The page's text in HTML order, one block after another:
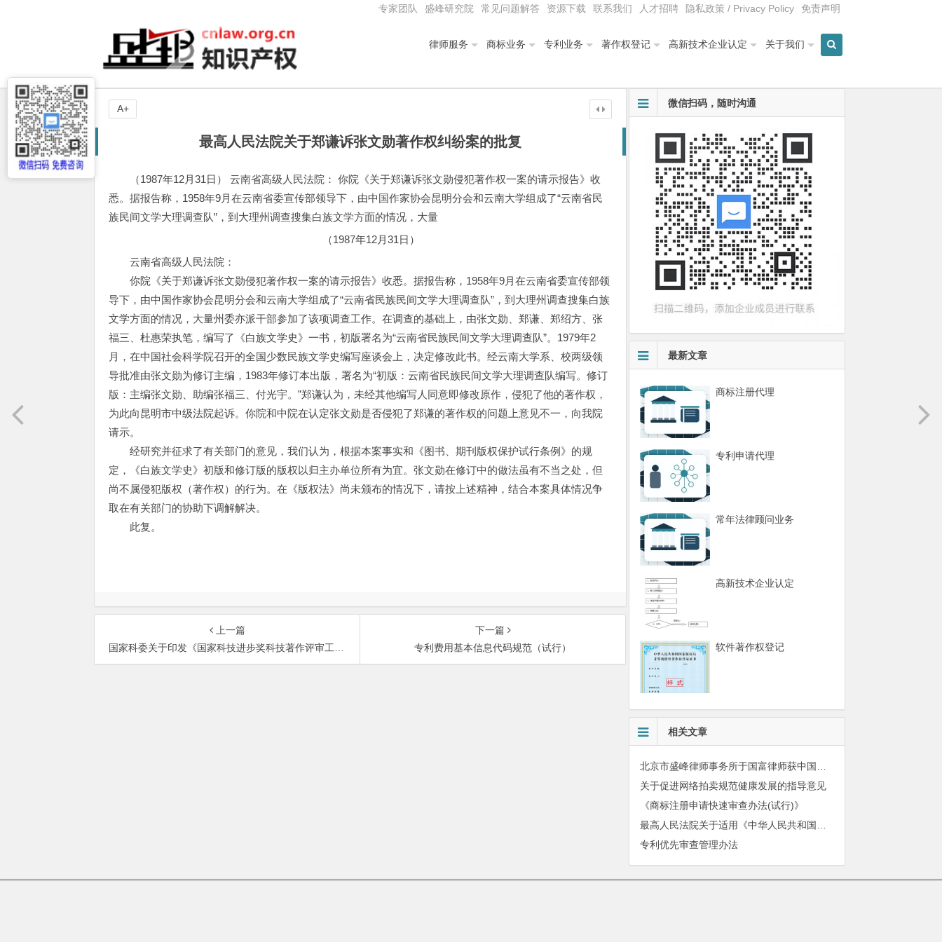
专家团队 盛峰研究院 常见问题解答 资源下载 联系我们 人才招聘 隐私政策 / Privacy Policy 免责声明
律师服务 商标业务 专利业务 著作权登记 高新技术企业认定 关于我们
最高人民法院关于郑谦诉张文勋著作权纠纷案的批复
（1987年12月31日） 云南省高级人民法院： 你院《关于郑谦诉张文勋侵犯著作权一案的请示报告》收
悉。据报告称，1958年9月在云南省委宣传部领导下，由中国作家协会昆明分会和云南大学组成了“云南省民
族民间文学大理调查队”，到大理州调查搜集白族文学方面的情况，大量
（1987年12月31日）
云南省高级人民法院：
你院《关于郑谦诉张文勋侵犯著作权一案的请示报告》收悉。据报告称，1958年9月在云南省委宣传部领
导下，由中国作家协会昆明分会和云南大学组成了“云南省民族民间文学大理调查队”，到大理州调查搜集白族
文学方面的情况，大量州委亦派干部参加了该项调查工作。在调查的基础上，由张文勋、郑谦、郑绍方、张
福三、杜惠荣执笔，编写了《白族文学史》一书，初版署名为“云南省民族民间文学大理调查队”。1979年2
月，在中国社会科学院召开的全国少数民族文学史编写座谈会上，决定修改此书。经云南大学系、校两级领
导批准由张文勋为修订主编，1983年修订本出版，署名为“初版：云南省民族民间文学大理调查队编写。修订
版：主编张文勋、助编张福三、付光宇。”郑谦认为，未经其他编写人同意即修改原作，侵犯了他的著作权，
为此向昆明市中级法院起诉。你院和中院在认定张文勋是否侵犯了郑谦的著作权的问题上意见不一，向我院
请示。
经研究并征求了有关部门的意见，我们认为，根据本案事实和《图书、期刊版权保护试行条例》的规
定，《白族文学史》初版和修订版的版权以归主办单位所有为宜。张文勋在修订中的做法虽有不当之处，但
尚不属侵犯版权（著作权）的行为。在《版权法》尚未颁布的情况下，请按上述精神，结合本案具体情况争
取在有关部门的协助下调解解决。
此复。
A+
上一篇
国家科委关于印发《国家科技进步奖科技著作评审工作暂行规定》的通知
下一篇
专利费用基本信息代码规范（试行）
微信扫码，随时沟通
最新文章
商标注册代理
专利申请代理
常年法律顾问业务
高新技术企业认定
软件著作权登记
相关文章
关于促进网络拍卖规范健康发展的指导意见
《商标注册申请快速审查办法(试行)》
专利优先审查管理办法